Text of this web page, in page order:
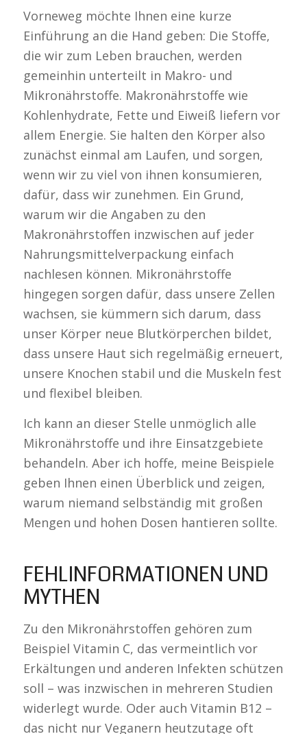
Vorneweg möchte Ihnen eine kurze
Einführung an die Hand geben: Die Stoffe,
die wir zum Leben brauchen, werden
gemeinhin unterteilt in Makro- und
Mikronährstoffe. Makronährstoffe wie
Kohlenhydrate, Fette und Eiweiß liefern vor
allem Energie. Sie halten den Körper also
zunächst einmal am Laufen, und sorgen,
wenn wir zu viel von ihnen konsumieren,
dafür, dass wir zunehmen. Ein Grund,
warum wir die Angaben zu den
Makronährstoffen inzwischen auf jeder
Nahrungsmittelverpackung einfach
nachlesen können. Mikronährstoffe
hingegen sorgen dafür, dass unsere Zellen
wachsen, sie kümmern sich darum, dass
unser Körper neue Blutkörperchen bildet,
dass unsere Haut sich regelmäßig erneuert,
unsere Knochen stabil und die Muskeln fest
und flexibel bleiben.
Ich kann an dieser Stelle unmöglich alle
Mikronährstoffe und ihre Einsatzgebiete
behandeln. Aber ich hoffe, meine Beispiele
geben Ihnen einen Überblick und zeigen,
warum niemand selbständig mit großen
Mengen und hohen Dosen hantieren sollte.
FEHLINFORMATIONEN UND
MYTHEN
Zu den Mikronährstoffen gehören zum
Beispiel Vitamin C, das vermeintlich vor
Erkältungen und anderen Infekten schützen
soll – was inzwischen in mehreren Studien
widerlegt wurde. Oder auch Vitamin B12 –
das nicht nur Veganern heutzutage oft